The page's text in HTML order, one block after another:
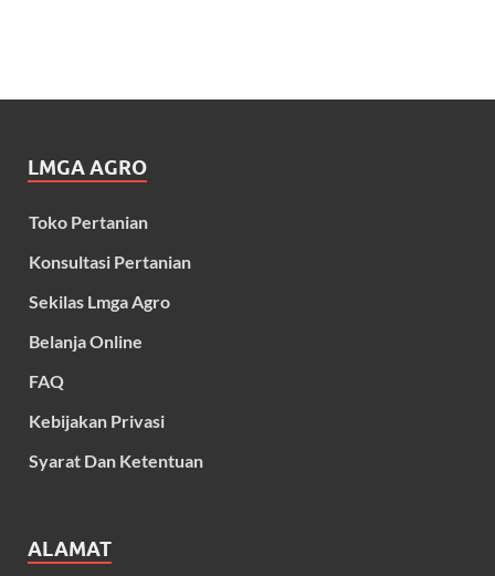
LMGA AGRO
Toko Pertanian
Konsultasi Pertanian
Sekilas Lmga Agro
Belanja Online
FAQ
Kebijakan Privasi
Syarat Dan Ketentuan
ALAMAT